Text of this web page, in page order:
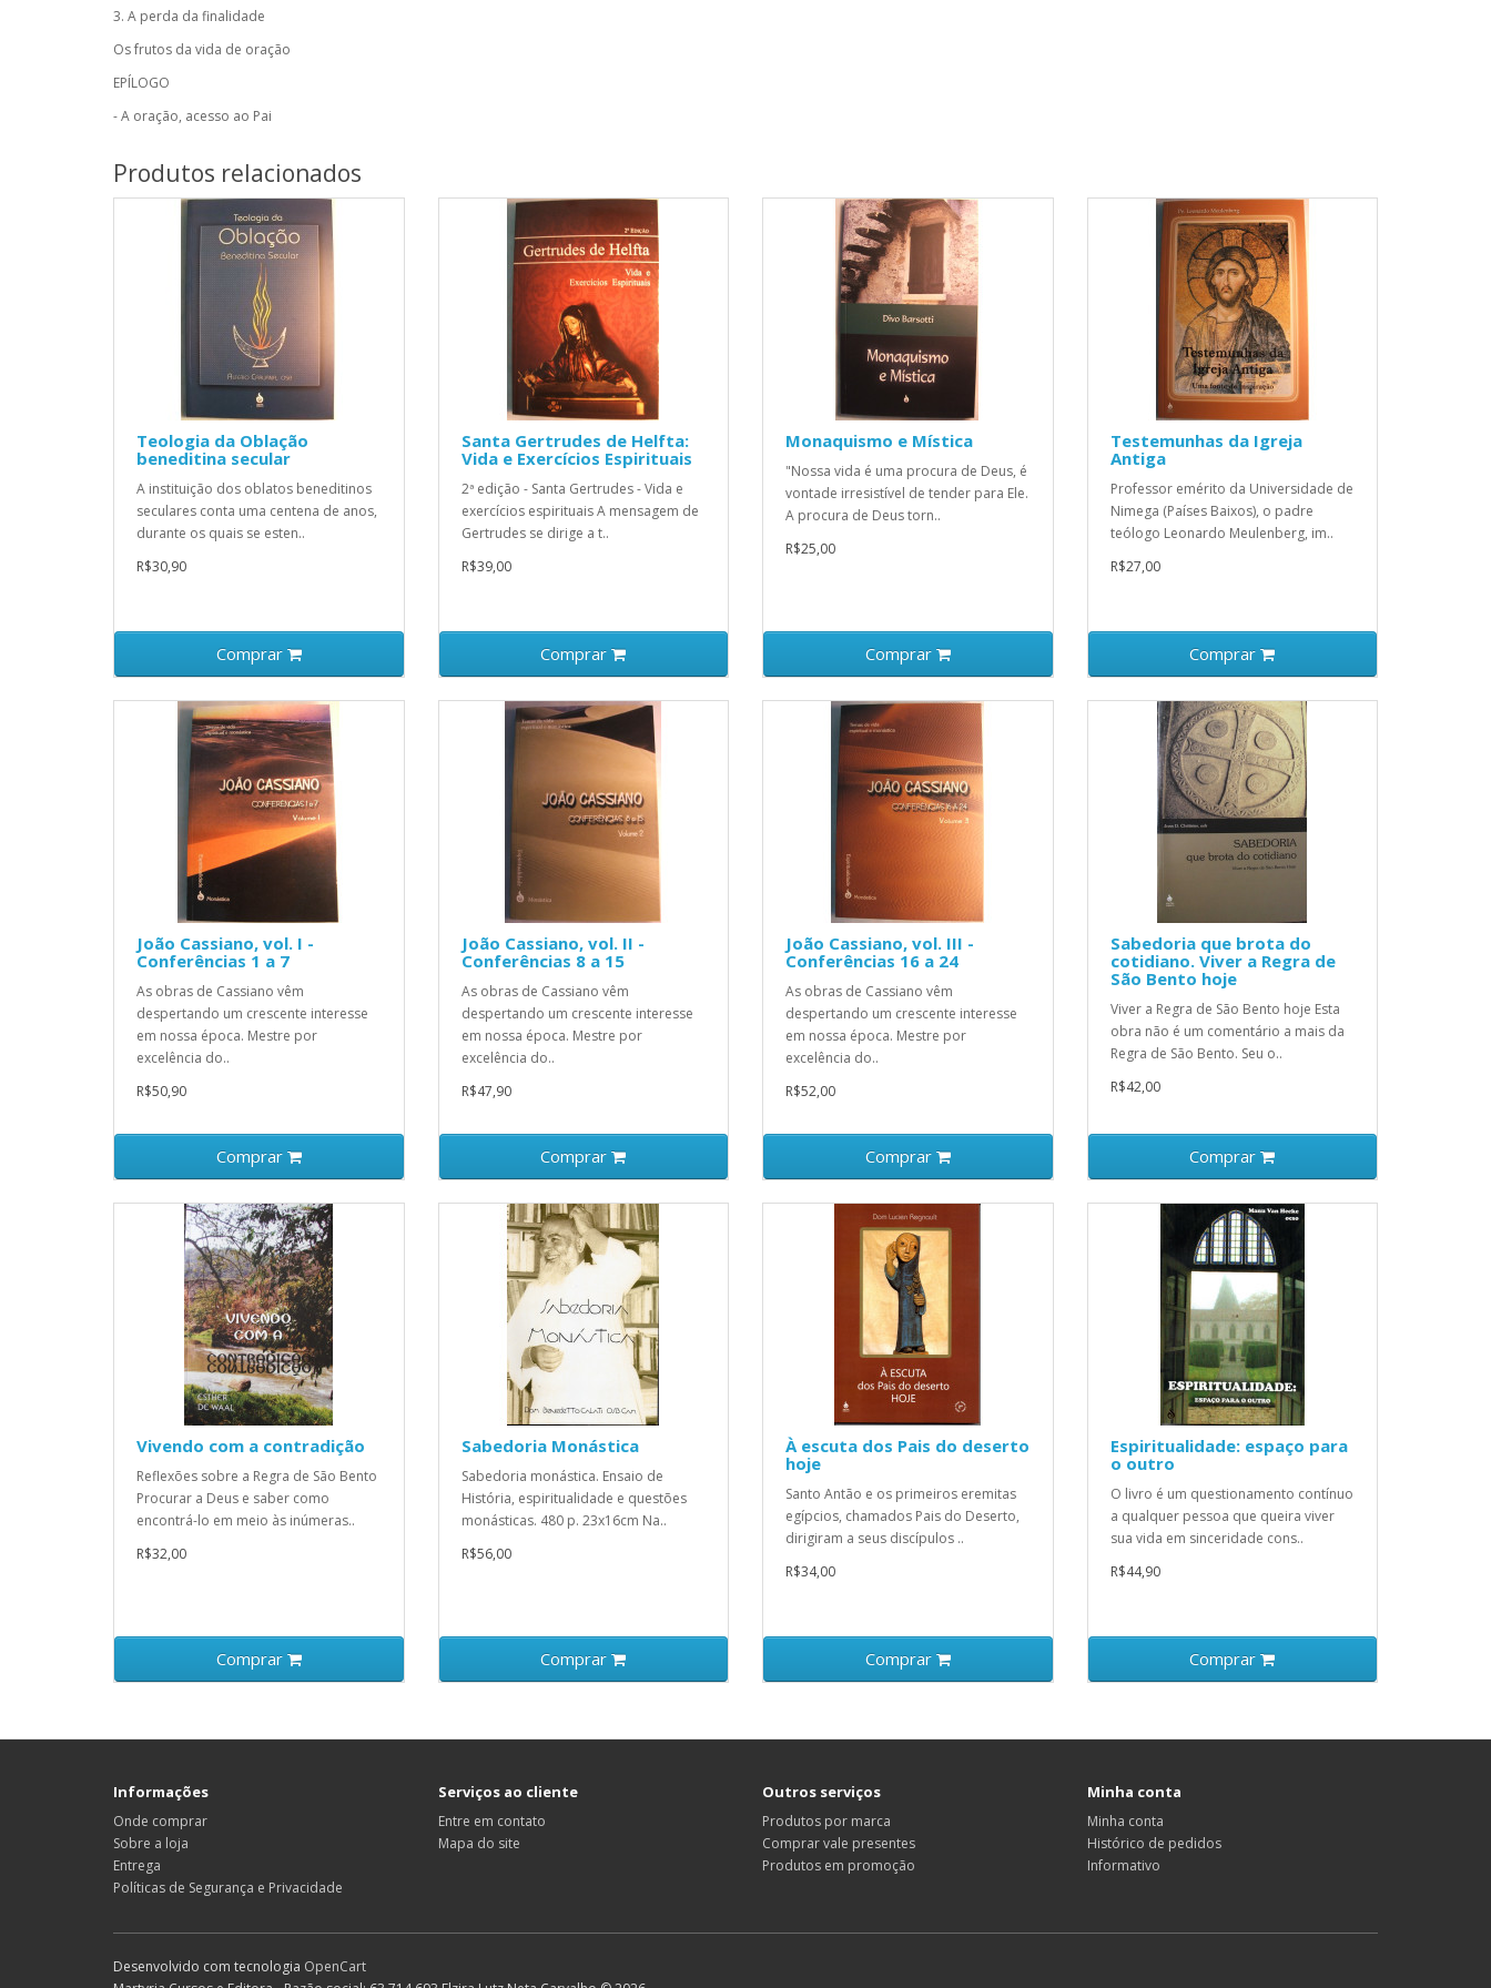
3. A perda da finalidade
Os frutos da vida de oração
EPÍLOGO
- A oração, acesso ao Pai
Produtos relacionados
Teologia da Oblação
beneditina secular
A instituição dos oblatos beneditinos
seculares conta uma centena de anos,
durante os quais se esten..
R$30,90
Comprar
Santa Gertrudes de Helfta:
Vida e Exercícios Espirituais
2ª edição - Santa Gertrudes - Vida e
exercícios espirituais A mensagem de
Gertrudes se dirige a t..
R$39,00
Comprar
Monaquismo e Mística
"Nossa vida é uma procura de Deus, é
vontade irresistível de tender para Ele.
A procura de Deus torn..
R$25,00
Comprar
Testemunhas da Igreja
Antiga
Professor emérito da Universidade de
Nimega (Países Baixos), o padre
teólogo Leonardo Meulenberg, im..
R$27,00
Comprar
João Cassiano, vol. I -
Conferências 1 a 7
As obras de Cassiano vêm
despertando um crescente interesse
em nossa época. Mestre por
excelência do..
R$50,90
Comprar
João Cassiano, vol. II -
Conferências 8 a 15
As obras de Cassiano vêm
despertando um crescente interesse
em nossa época. Mestre por
excelência do..
R$47,90
Comprar
João Cassiano, vol. III -
Conferências 16 a 24
As obras de Cassiano vêm
despertando um crescente interesse
em nossa época. Mestre por
excelência do..
R$52,00
Comprar
Sabedoria que brota do
cotidiano. Viver a Regra de
São Bento hoje
Viver a Regra de São Bento hoje Esta
obra não é um comentário a mais da
Regra de São Bento. Seu o..
R$42,00
Comprar
Vivendo com a contradição
Reflexões sobre a Regra de São Bento
Procurar a Deus e saber como
encontrá-lo em meio às inúmeras..
R$32,00
Comprar
Sabedoria Monástica
Sabedoria monástica. Ensaio de
História, espiritualidade e questões
monásticas. 480 p. 23x16cm Na..
R$56,00
Comprar
À escuta dos Pais do deserto
hoje
Santo Antão e os primeiros eremitas
egípcios, chamados Pais do Deserto,
dirigiram a seus discípulos ..
R$34,00
Comprar
Espiritualidade: espaço para
o outro
O livro é um questionamento contínuo
a qualquer pessoa que queira viver
sua vida em sinceridade cons..
R$44,90
Comprar
Informações
Onde comprar
Sobre a loja
Entrega
Políticas de Segurança e Privacidade
Serviços ao cliente
Entre em contato
Mapa do site
Outros serviços
Produtos por marca
Comprar vale presentes
Produtos em promoção
Minha conta
Minha conta
Histórico de pedidos
Informativo
Desenvolvido com tecnologia OpenCart